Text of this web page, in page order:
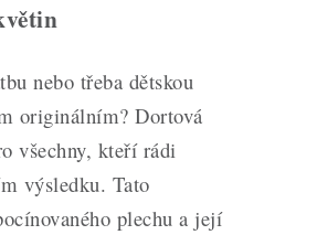
nebo třeba dětskou
originálním? Dortová
všechny, kteří rádi
výsledku. Tato
plechu a její